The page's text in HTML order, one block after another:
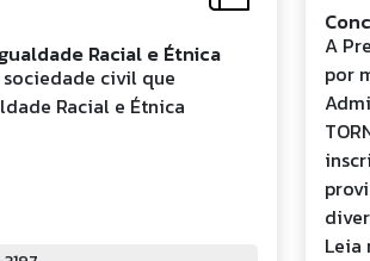
Racial e Étnica
civil que
Racial e Étnica
A
por
Leia